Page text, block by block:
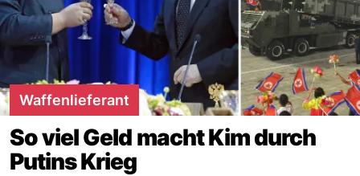
Waffenlieferant
So viel Geld macht Kim durch
Putins Krieg